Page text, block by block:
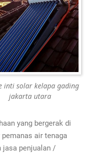
inti solar kelapa gading
jakarta utara
yang bergerak di
air tenaga
jasa penjualan /